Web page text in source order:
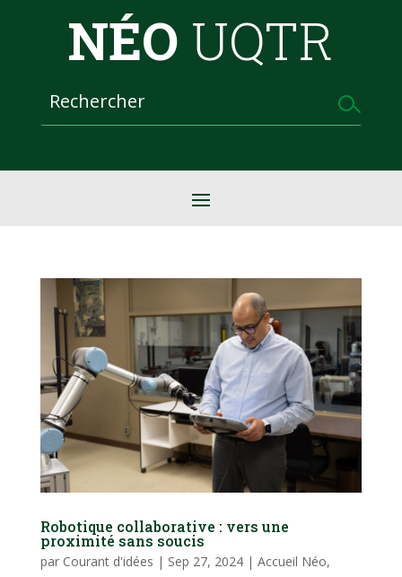
NÉO UQTR
Robotique collaborative : vers une
proximité sans soucis
par Courant d'idées | Sep 27, 2024| Accueil Néo,